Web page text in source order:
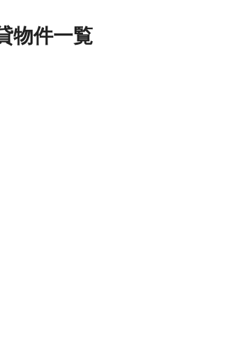
物件一覧